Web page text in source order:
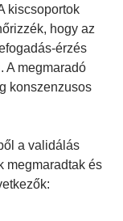
kiscsoportok
hogy az
érzés
A megmaradó
konszenzusos
a validálás
megmaradtak és